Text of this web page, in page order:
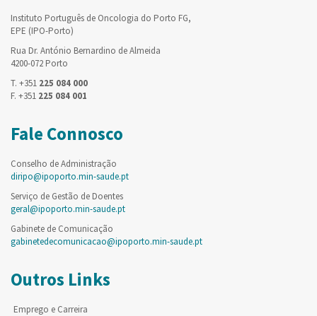
Instituto Português de Oncologia do Porto FG,
EPE (IPO-Porto)
Rua Dr. António Bernardino de Almeida
4200-072 Porto
T. +351 225 084 000
F. +351 225 084 001
Fale Connosco
Conselho de Administração
diripo@ipoporto.min-saude.pt
Serviço de Gestão de Doentes
geral@ipoporto.min-saude.pt
Gabinete de Comunicação
gabinetedecomunicacao@ipoporto.min-saude.pt
Outros Links
Emprego e Carreira